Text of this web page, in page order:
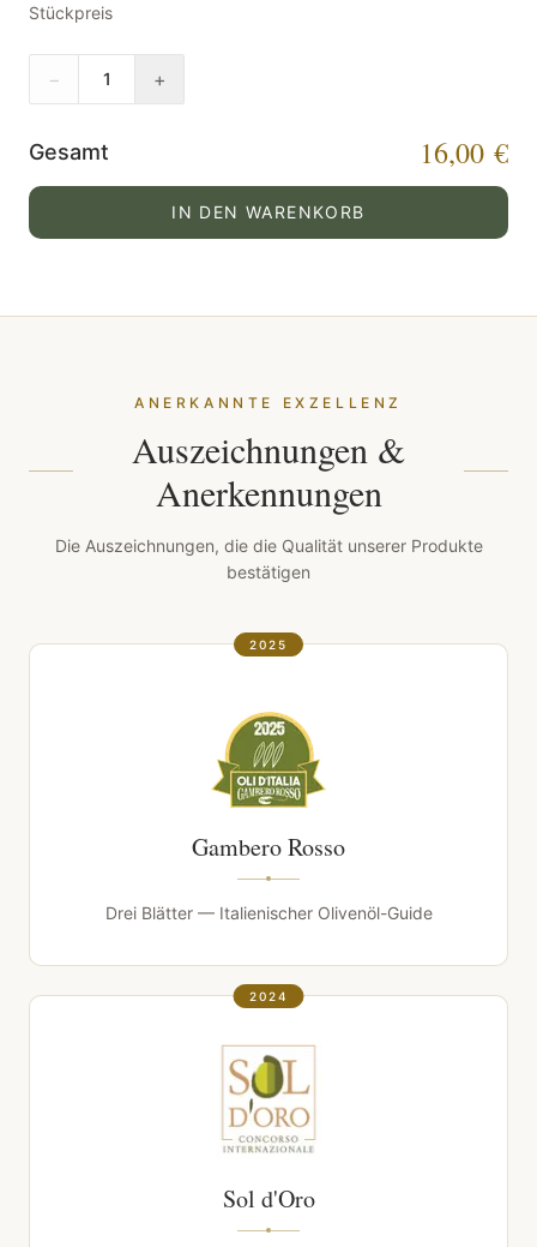
Stückpreis
− 1 +
Gesamt 16,00 €
IN DEN WARENKORB
ANERKANNTE EXZELLENZ
Auszeichnungen &
Anerkennungen
Die Auszeichnungen, die die Qualität unserer Produkte
bestätigen
2025
Gambero Rosso
Drei Blätter — Italienischer Olivenöl-Guide
2024
Sol d'Oro